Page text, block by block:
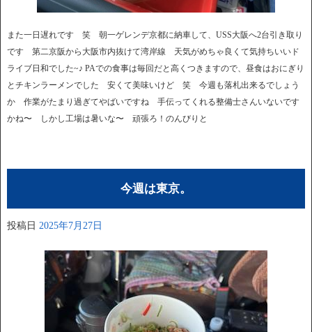
また一日遅れです 笑 朝一ゲレンデ京都に納車して、USS大阪へ2台引き取り
です 第二京阪から大阪市内抜けて湾岸線 天気がめちゃ良くて気持ちいいド
ライブ日和でした~♪ PAでの食事は毎回だと高くつきますので、昼食はおにぎり
とチキンラーメンでした 安くて美味いけど 笑 今週も落札出来るでしょう
か 作業がたまり過ぎてやばいですね 手伝ってくれる整備士さんいないです
かね〜 しかし工場は暑いな〜 頑張ろ！のんびりと
今週は東京。
投稿日 2025年7月27日